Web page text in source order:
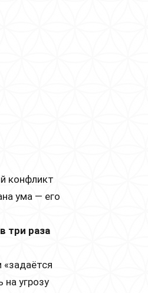
конфликт
ума — его
три раза
угрозу